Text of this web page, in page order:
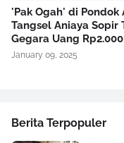
'Pak Ogah' di Pondok
Tangsel Aniaya Sopir
Gegara Uang Rp2.000
January 09, 2025
Berita Terpopuler